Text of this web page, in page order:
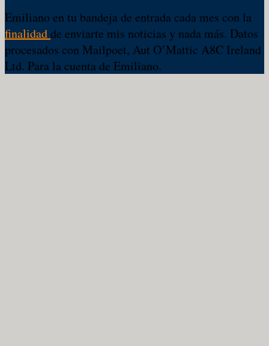
Emiliano en tu bandeja de entrada cada mes con la
finalidadde enviarte mis noticias y nada más. Datos
procesados con Mailpoet, Aut O’Mattic A8C Ireland
Ltd. Para la cuenta de Emiliano.